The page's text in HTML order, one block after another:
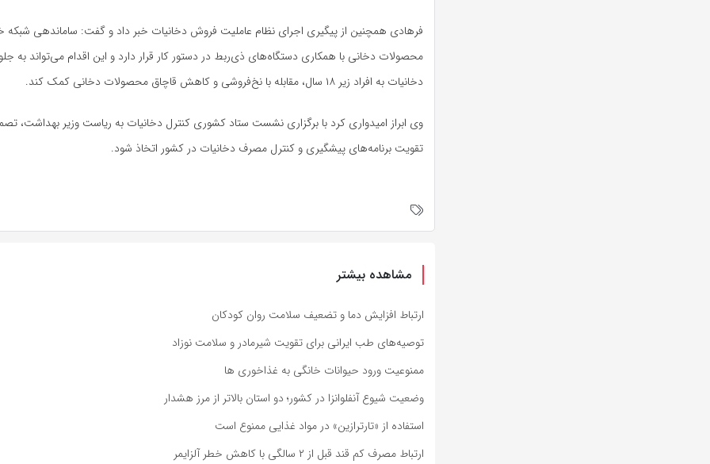
فرهادی همچنین از پیگیری اجرای نظام عاملیت فروش دخانیات خبر داد و گفت: ساماندهی شبکه
محصولات دخانی با همکاری دستگاه‌های ذی‌ربط در دستور کار قرار دارد و این اقدام می‌تواند به
دخانیات به افراد زیر ۱۸ سال، مقابله با نخ‌فروشی و کاهش قاچاق محصولات دخانی کمک کند.
وی ابراز امیدواری کرد با برگزاری نشست ستاد کشوری کنترل دخانیات به ریاست وزیر بهداشت،
تقویت برنامه‌های پیشگیری و کنترل مصرف دخانیات در کشور اتخاذ شود.
مشاهده بیشتر
ارتباط افزایش دما و تضعیف سلامت روان کودکان
توصیه‌های طب ایرانی برای تقویت شیرمادر و سلامت نوزاد
ممنوعیت ورود حیوانات خانگی به غذاخوری ها
وضعیت شیوع آنفلوانزا در کشور؛ دو استان بالاتر از مرز هشدار
استفاده از «تارترازین» در مواد غذایی ممنوع است
ارتباط مصرف کم قند قبل از ۲ سالگی با کاهش خطر آلزایمر